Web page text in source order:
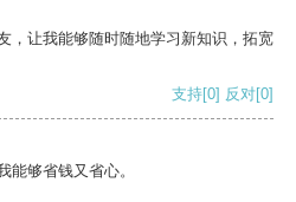
，让我能够随时随地学习新知识，拓宽
支持[0] 反对[0]
能够省钱又省心。